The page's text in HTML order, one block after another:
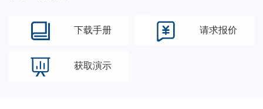
下载手册 请求报价
获取演示